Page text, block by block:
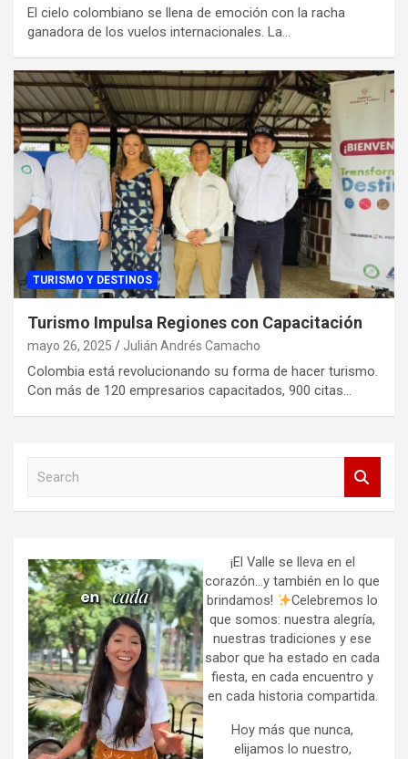
El cielo colombiano se llena de emoción con la racha
ganadora de los vuelos internacionales. La…
TURISMO Y DESTINOS
Turismo Impulsa Regiones con Capacitación
mayo 26, 2025 Julián Andrés Camacho
Colombia está revolucionando su forma de hacer turismo.
Con más de 120 empresarios capacitados, 900 citas…
h
¡El Valle se lleva en el
corazón…y también en lo que
brindamos!
Celebremos lo
que somos: nuestra alegría,
nuestras tradiciones y ese
sabor que ha estado en cada
fiesta, en cada encuentro y
en cada historia compartida.
Hoy más que nunca,
elijamos lo nuestro,